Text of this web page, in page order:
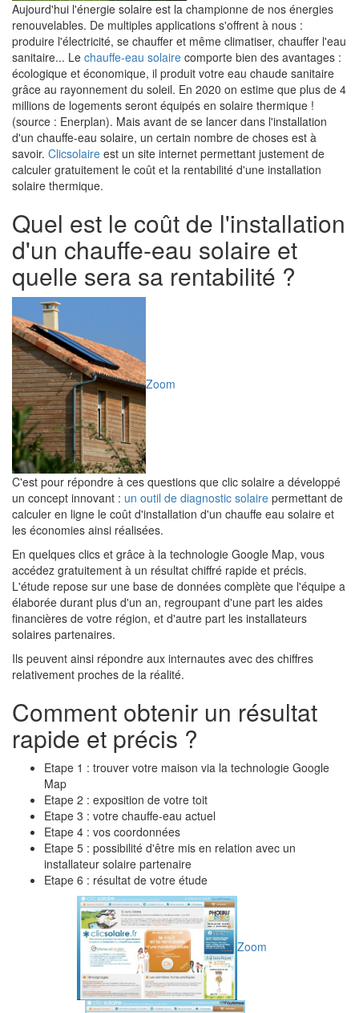
Aujourd'hui l'énergie solaire est la championne de nos énergies
renouvelables. De multiples applications s'offrent à nous :
produire l'électricité, se chauffer et même climatiser, chauffer l'eau
sanitaire... Le chauffe-eau solaire comporte bien des avantages :
écologique et économique, il produit votre eau chaude sanitaire
grâce au rayonnement du soleil. En 2020 on estime que plus de 4
millions de logements seront équipés en solaire thermique !
(source : Enerplan). Mais avant de se lancer dans l'installation
d'un chauffe-eau solaire, un certain nombre de choses est à
savoir. Clicsolaire est un site internet permettant justement de
calculer gratuitement le coût et la rentabilité d'une installation
solaire thermique.
Quel est le coût de l'installation
d'un chauffe-eau solaire et
quelle sera sa rentabilité ?
Zoom
C'est pour répondre à ces questions que clic solaire a développé
un concept innovant : un outil de diagnostic solaire permettant de
calculer en ligne le coût d'installation d'un chauffe eau solaire et
les économies ainsi réalisées.
En quelques clics et grâce à la technologie Google Map, vous
accédez gratuitement à un résultat chiffré rapide et précis.
L'étude repose sur une base de données complète que l'équipe a
élaborée durant plus d'un an, regroupant d'une part les aides
financières de votre région, et d'autre part les installateurs
solaires partenaires.
Ils peuvent ainsi répondre aux internautes avec des chiffres
relativement proches de la réalité.
Comment obtenir un résultat
rapide et précis ?
Etape 1 : trouver votre maison via la technologie Google
Map
Etape 2 : exposition de votre toit
Etape 3 : votre chauffe-eau actuel
Etape 4 : vos coordonnées
Etape 5 : possibilité d'être mis en relation avec un
installateur solaire partenaire
Etape 6 : résultat de votre étude
Zoom